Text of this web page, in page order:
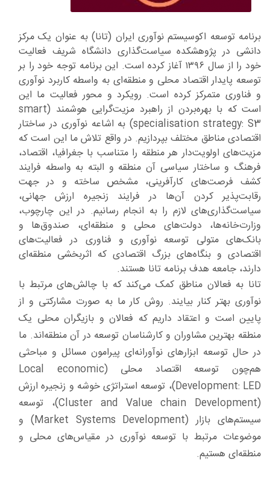
برنامه توسعه اکوسیستم نوآوری ایران (تانا) به عنوان یک مرکز
دانشی در پژوهشکده سیاست‌گذاری دانشگاه شریف فعالیت
خود را از سال ۱۳۹۶ آغاز کرده است. این برنامه توجه خود را بر
توسعه پایدار اقتصاد محلی و منطقه‌ای به واسطه کاربرد نوآوری
و فناوری متمرکز کرده است. رویکرد و محور فعالیت ما این
است که با بهره‌بردن از راهبرد مزیت‌گرایی هوشمند (smart
specialisation strategy: S3) به اشاعه نوآوری در ساختار
اقتصادی مناطق مختلف بپردازیم. در واقع تلاش ما این است که
مزیت‌های اولویت‌دار هر منطقه را متناسب با جغرافیا، اقتصاد،
فرهنگ‌ و ساختار سیاسی آن منطقه و البته به واسطه فرایند
کشف فرصت‌های کارآفرینی، مشخص ساخته و در جهت
رقابت‌پذیر کردن آن‌ها در فرایند زنجیره ارزش جهانی،
سیاست‌گذاری‌های لازم را به انجام رسانیم. در این چارچوب،
وزارت‌خانه‌ها، دولت‌های محلی و منطقه‌ای، صندوق‌ها و
بانک‌های متولی توسعه نوآوری و فناوری در فعالیت‌های
اقتصادی و بنگاه‌های بزرگ اقتصادی که اثربخشی منطقه‌ای
دارند، جامعه هدف برنامه تانا هستند.
تانا به فعالان مناطق کمک می‌کند که با چالش‌های مرتبط با
نوآوری بهتر کنار بیایند. روش کار ما به صورت مشارکتی و از
پایین است و اعتقاد داریم که فعالان و بازیگران محلی یک
منطقه بهترین مشاوران و کارشناسان توسعه در آن منطقه‌اند. ما
در حال توسعه ابزارهای نوآورانه‌ای پیرامون مسائل و مباحثی
هم‌چون توسعه اقتصاد محلی (Local economic
Development: LED)، توسعه استراتژی خوشه و زنجیره ارزش
(Cluster and Value chain Development)، توسعه
سیستم‌های بازار (Market Systems Development) و
موضوعات مرتبط با توسعه نوآوری در مقیاس‌های محلی و
منطقه‌ای هستیم.